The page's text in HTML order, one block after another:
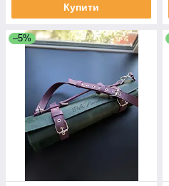
Купити
–5%